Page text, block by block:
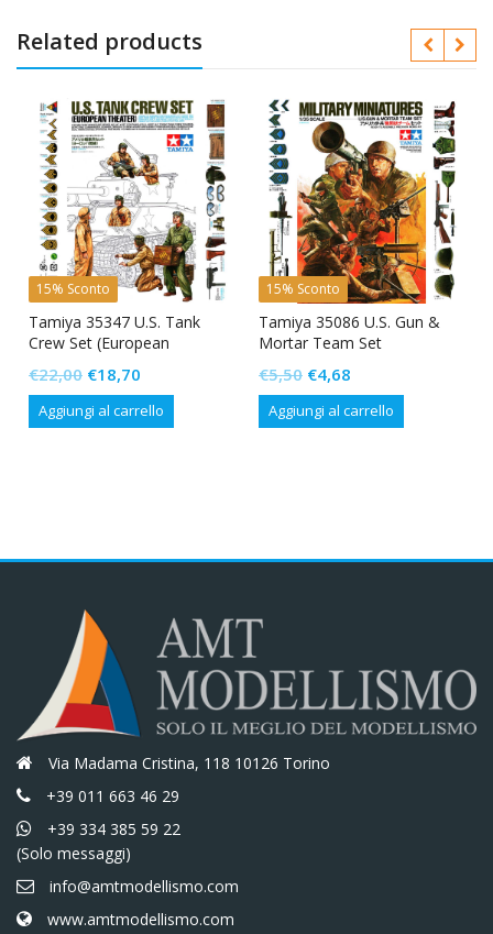
Related products
15% Sconto
Tamiya 35347 U.S. Tank
Crew Set (European
€22,00 Il
prezzo
originale
€18,70
prezzo
attuale
Aggiungi al carrello
15% Sconto
Tamiya 35086 U.S. Gun &
Mortar Team Set
€5,50 Il
prezzo
originale
€4,68
prezzo
attuale
Aggiungi al carrello
Via Madama Cristina, 118 10126 Torino
+39 011 663 46 29
+39 334 385 59 22
(Solo messaggi)
info@amtmodellismo.com
www.amtmodellismo.com